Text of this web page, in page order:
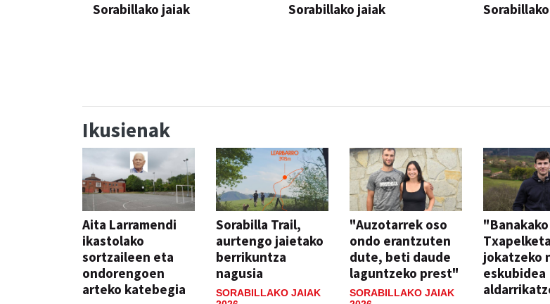
Sorabillako jaiak Sorabillako jaiak
Ikusienak
Aita Larramendi
ikastolako
sortzaileen eta
ondorengoen
arteko katebegia
Sorabilla Trail,
aurtengo jaietako
berrikuntza
nagusia
SORABILLAKO JAIAK
"Auzotarrek oso
ondo erantzuten
dute, beti daude
laguntzeko prest"
SORABILLAKO JAIAK
"Banakako
jokatzeko
eskubidea